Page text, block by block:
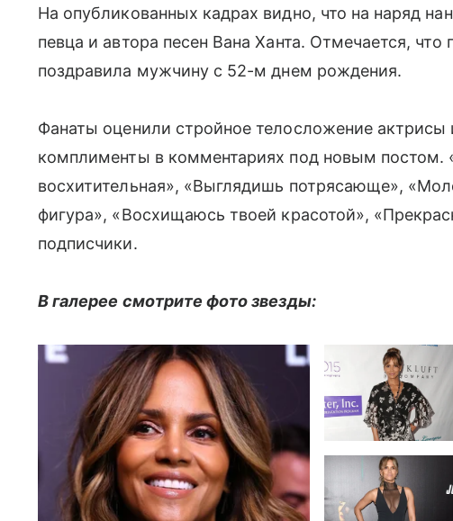
На опубликованных кадрах видно, что на наряд
певца и автора песен Вана Ханта. Отмечается, что
поздравила мужчину с 52-м днем рождения.
Фанаты оценили стройное телосложение актрисы
комплименты в комментариях под новым постом.
восхитительная», «Выглядишь потрясающе»,
фигура», «Восхищаюсь твоей красотой»,
подписчики.
В галерее смотрите фото звезды: